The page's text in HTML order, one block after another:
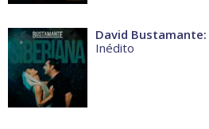
David
Inédito